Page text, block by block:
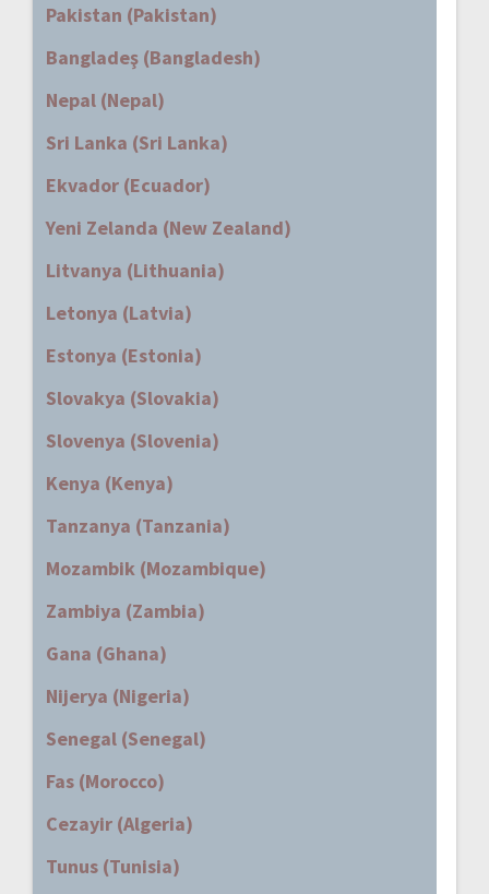
Pakistan (Pakistan)
Bangladeş (Bangladesh)
Nepal (Nepal)
Sri Lanka (Sri Lanka)
Ekvador (Ecuador)
Yeni Zelanda (New Zealand)
Litvanya (Lithuania)
Letonya (Latvia)
Estonya (Estonia)
Slovakya (Slovakia)
Slovenya (Slovenia)
Kenya (Kenya)
Tanzanya (Tanzania)
Mozambik (Mozambique)
Zambiya (Zambia)
Gana (Ghana)
Nijerya (Nigeria)
Senegal (Senegal)
Fas (Morocco)
Cezayir (Algeria)
Tunus (Tunisia)